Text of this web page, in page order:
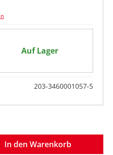
Auf Lager
203-3460001057-5
den gewünschten
In den Warenkorb